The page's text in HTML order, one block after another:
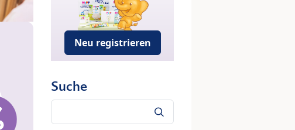
Neu registrieren
Suche